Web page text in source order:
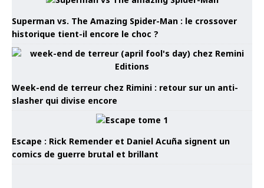
Superman vs. The Amazing Spider-Man : le crossover
historique tient-il encore le choc ?
Week-end de terreur chez Rimini : retour sur un anti-
slasher qui divise encore
Escape : Rick Remender et Daniel Acuña signent un
comics de guerre brutal et brillant